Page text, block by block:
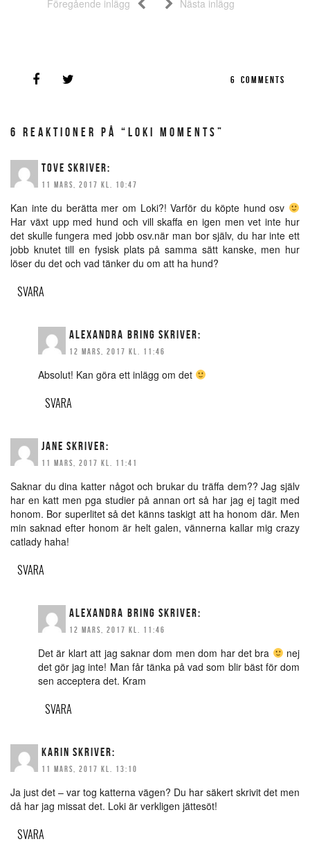
Föregående inlägg Nästa inlägg
6 COMMENTS
6 REAKTIONER PÅ “LOKI MOMENTS”
TOVE SKRIVER:
11 MARS, 2017 KL. 10:47
Kan inte du berätta mer om Loki?! Varför du köpte hund osv
Har växt upp med hund och vill skaffa en igen men vet inte hur
det skulle fungera med jobb osv.när man bor själv, du har inte ett
jobb knutet till en fysisk plats på samma sätt kanske, men hur
löser du det och vad tänker du om att ha hund?
SVARA
ALEXANDRA BRING SKRIVER:
12 MARS, 2017 KL. 11:46
Absolut! Kan göra ett inlägg om det
SVARA
JANE SKRIVER:
11 MARS, 2017 KL. 11:41
Saknar du dina katter något och brukar du träffa dem?? Jag själv
har en katt men pga studier på annan ort så har jag ej tagit med
honom. Bor superlitet så det känns taskigt att ha honom där. Men
min saknad efter honom är helt galen, vännerna kallar mig crazy
catlady haha!
SVARA
ALEXANDRA BRING SKRIVER:
12 MARS, 2017 KL. 11:46
Det är klart att jag saknar dom men dom har det bra
nej
det gör jag inte! Man får tänka på vad som blir bäst för dom
sen acceptera det. Kram
SVARA
KARIN SKRIVER:
11 MARS, 2017 KL. 13:10
Ja just det – var tog katterna vägen? Du har säkert skrivit det men
då har jag missat det. Loki är verkligen jättesöt!
SVARA